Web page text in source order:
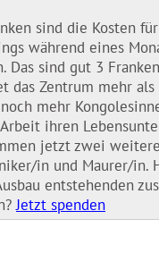
sind die Kosten
während eines
Das sind gut 3
das Zentrum mehr als
mehr
ihren
jetzt zwei
in und Maurer/in.
entstehenden
Jetzt spenden